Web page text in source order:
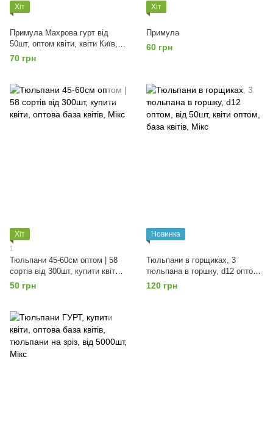
Хіт
Примула Махрова гурт від
50шт, оптом квіти, квіти Київ,
Україна, садовий центр
70 грн
Хіт
Примула
60 грн
Хіт
1
Тюльпани 45-60см оптом | 58
сортів від 300шт, купити квіти,
оптова база квітів, Мікс
50 грн
Новинка
Тюльпани в горщиках, 3
тюльпана в горшку, d12 оптом,
від 50шт, квіти оптом, база
квітів, Мікс
120 грн